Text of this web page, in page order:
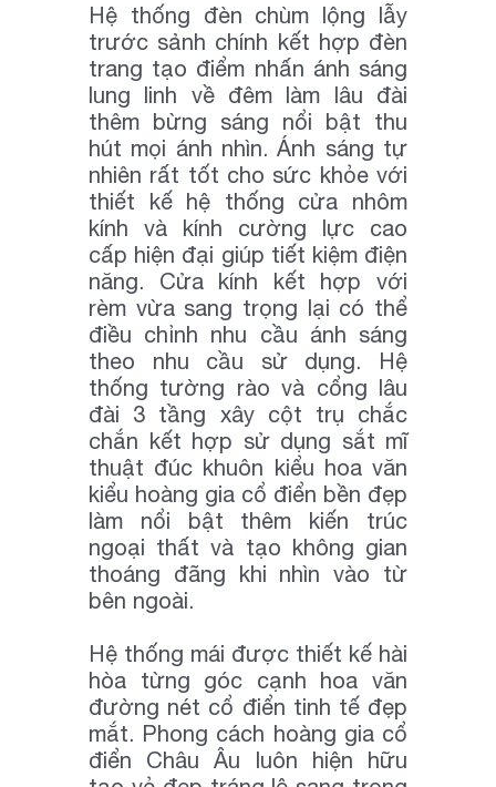
Hệ thống đèn chùm lộng lẫy
trước sảnh chính kết hợp đèn
trang tạo điểm nhấn ánh sáng
lung linh về đêm làm lâu đài
thêm bừng sáng nổi bật thu
hút mọi ánh nhìn. Ánh sáng tự
nhiên rất tốt cho sức khỏe với
thiết kế hệ thống cửa nhôm
kính và kính cường lực cao
cấp hiện đại giúp tiết kiệm điện
năng. Cửa kính kết hợp với
rèm vừa sang trọng lại có thể
điều chỉnh nhu cầu ánh sáng
theo nhu cầu sử dụng. Hệ
thống tường rào và cổng lâu
đài 3 tầng xây cột trụ chắc
chắn kết hợp sử dụng sắt mĩ
thuật đúc khuôn kiểu hoa văn
kiểu hoàng gia cổ điển bền đẹp
làm nổi bật thêm kiến trúc
ngoại thất và tạo không gian
thoáng đãng khi nhìn vào từ
bên ngoài.
Hệ thống mái được thiết kế hài
hòa từng góc cạnh hoa văn
đường nét cổ điển tinh tế đẹp
mắt. Phong cách hoàng gia cổ
điển Châu Âu luôn hiện hữu